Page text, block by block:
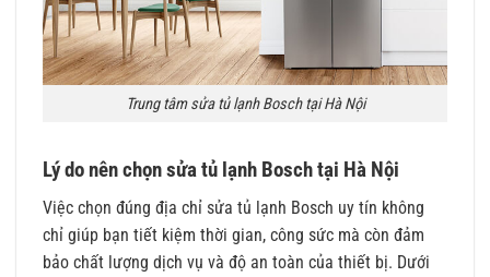
Trung tâm sửa tủ lạnh Bosch tại Hà Nội
Lý do nên chọn sửa tủ lạnh Bosch tại Hà Nội
Việc chọn đúng địa chỉ sửa tủ lạnh Bosch uy tín không
chỉ giúp bạn tiết kiệm thời gian, công sức mà còn đảm
bảo chất lượng dịch vụ và độ an toàn của thiết bị. Dưới